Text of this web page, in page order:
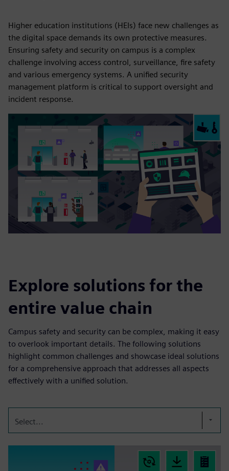
Higher education institutions (HEIs) face new challenges as
the digital space demands its own protective measures.
Ensuring safety and security on campus is a complex
challenge involving access control, surveillance, fire safety
and various emergency systems. A unified security
management platform is critical to support oversight and
incident response.
Explore solutions for the
entire value chain
Campus safety and security can be complex, making it easy
to overlook important details. The following solutions
highlight common challenges and showcase ideal solutions
for a comprehensive approach that addresses all aspects
effectively with a unified solution.
Select...